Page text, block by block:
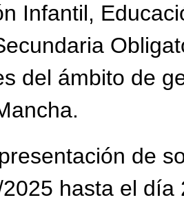
Infantil,
del ámbito de
de
hasta el